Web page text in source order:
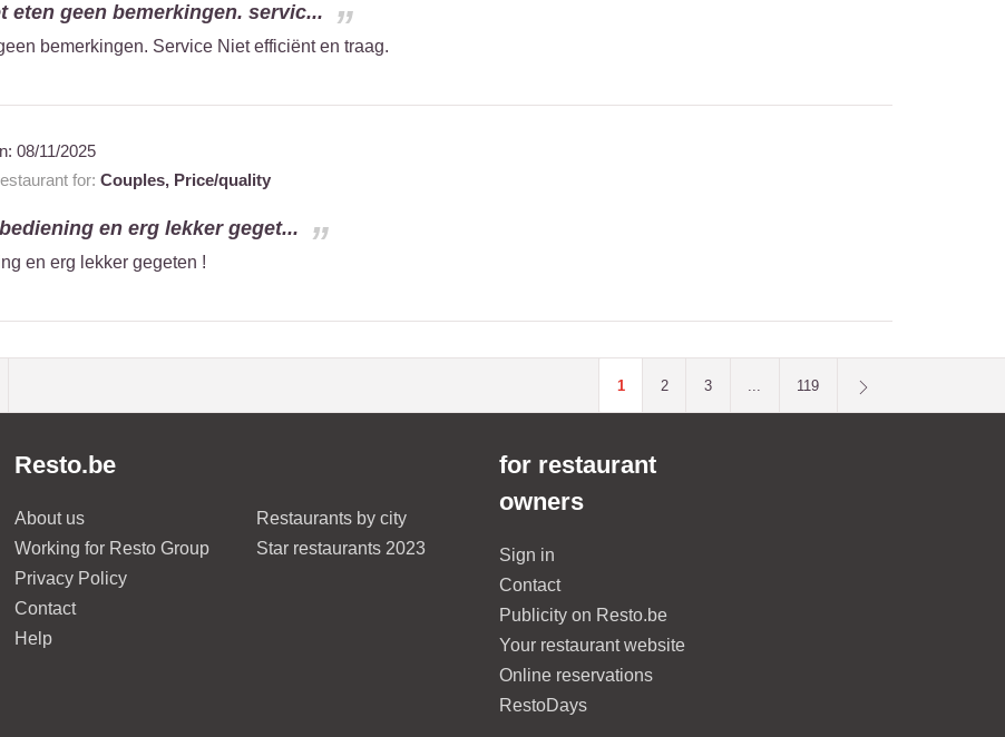
eten geen bemerkingen. servic...
bemerkingen. Service Niet efficiënt en traag.
08/11/2025
for: Couples, Price/quality
en erg lekker geget...
en erg lekker gegeten !
1 2 3 ... 119
Resto.be
About us
Working for Resto Group
Privacy Policy
Contact
Help
Restaurants by city
Star restaurants 2023
for restaurant
owners
Sign in
Contact
Publicity on Resto.be
Your restaurant website
Online reservations
RestoDays